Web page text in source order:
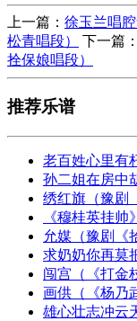
上一篇： 徐玉兰唱
松青唱段）
下一篇：
拴保娘唱段）
推荐乐谱
老百姓心里有
孙二姐在房中
绣红旗（豫剧
《穆桂英挂
允媒（豫剧《
求奶奶你再莫
闯宫（《打金
画供（《杨乃
雄心壮志冲云